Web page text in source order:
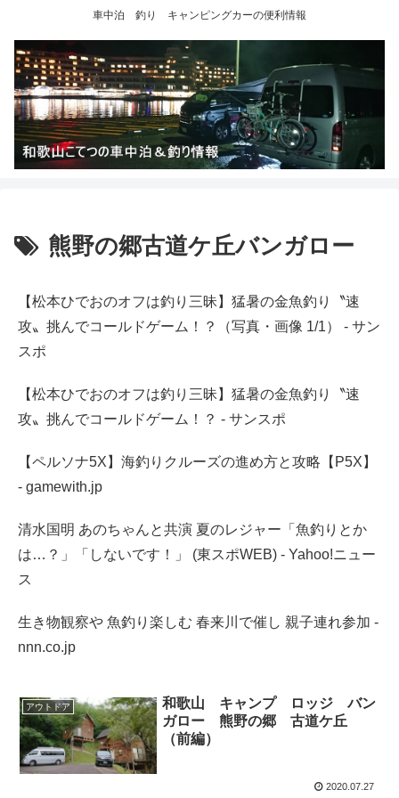
車中泊 釣り キャンピングカーの便利情報
熊野の郷古道ケ丘バンガロー
【松本ひでおのオフは釣り三昧】猛暑の金魚釣り〝速
攻〟挑んでコールドゲーム！？（写真・画像 1/1） - サン
スポ
【松本ひでおのオフは釣り三昧】猛暑の金魚釣り〝速
攻〟挑んでコールドゲーム！？ - サンスポ
【ペルソナ5X】海釣りクルーズの進め方と攻略【P5X】
- gamewith.jp
清水国明 あのちゃんと共演 夏のレジャー「魚釣りとか
は…？」「しないです！」 (東スポWEB) - Yahoo!ニュー
ス
生き物観察や 魚釣り楽しむ 春来川で催し 親子連れ参加 -
nnn.co.jp
アウトドア
和歌山 キャンプ ロッジ バン
ガロー 熊野の郷 古道ケ丘
（前編）
2020.07.27